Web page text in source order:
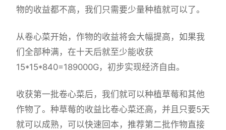
物的收益都不高，我们只需要少量种植就可以了。
从卷心菜开始，作物的收益将会大幅提高，如果我
们全部种满，在十天后就至少能收获
15*15*840=189000G，初步实现经济自由。
收获第一批卷心菜后，我们就可以种植草莓和其他
作物了。种草莓的收益比卷心菜还高，并且只要5天
就可以成熟，可以快速回本，推荐第二批作物直接